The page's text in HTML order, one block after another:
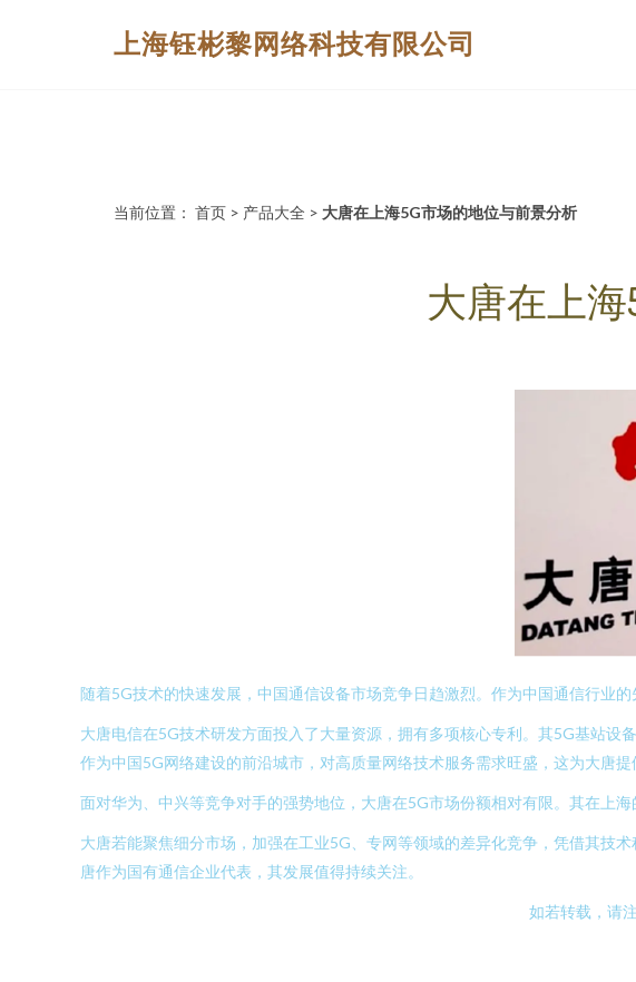
上海钰彬黎网络科技有限公司
当前位置： 首页 > 产品大全 > 大唐在上海5G市场的地位与前景分析
大唐在上
随着5G技术的快速发展，中国通信设备市场竞争日趋激烈。作为中国通信行业
大唐电信在5G技术研发方面投入了大量资源，拥有多项核心专利。其5G基站
作为中国5G网络建设的前沿城市，对高质量网络技术服务需求旺盛，这为大唐提
面对华为、中兴等竞争对手的强势地位，大唐在5G市场份额相对有限。其在上
大唐若能聚焦细分市场，加强在工业5G、专网等领域的差异化竞争，凭借其技
唐作为国有通信企业代表，其发展值得持续关注。
如若转载，请